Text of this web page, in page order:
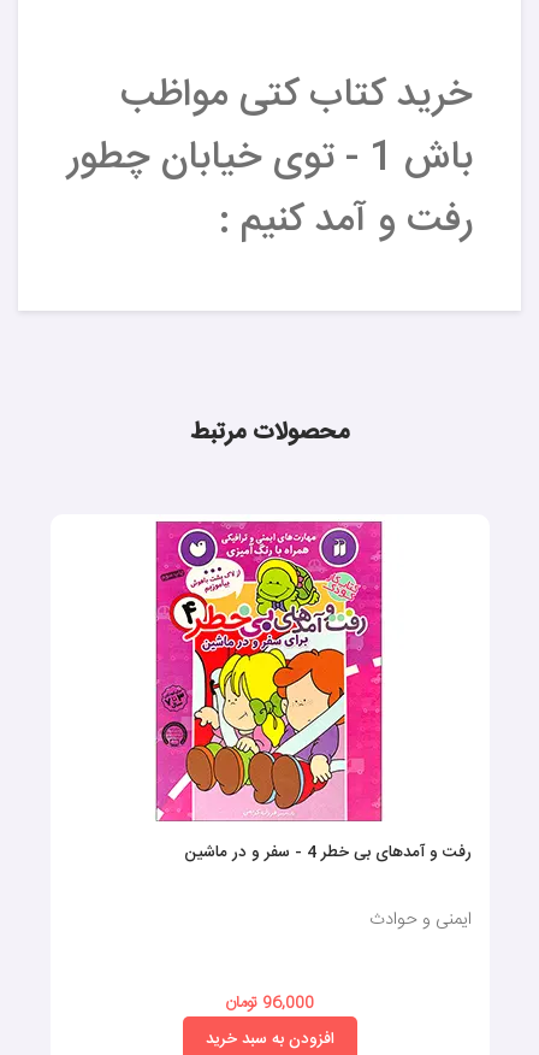
خرید کتاب کتی مواظب
باش 1 - توی خیابان چطور
رفت و آمد کنیم :
محصولات مرتبط
رفت و آمدهای بی خطر 4 - سفر و در ماشین
ایمنی و حوادث
96,000 تومان
افزودن به سبد خرید